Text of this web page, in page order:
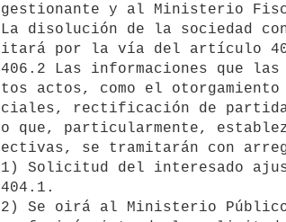
y al Ministerio
por la vía del artículo
actos, como el
rectificación de
que, particularmente,
se tramitarán con